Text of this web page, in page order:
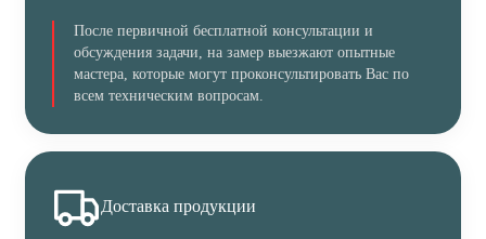
После первичной бесплатной консультации и
обсуждения задачи, на замер выезжают опытные
мастера, которые могут проконсультировать Вас по
всем техническим вопросам.
Доставка продукции